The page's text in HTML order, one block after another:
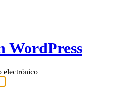
WordPress
electrónico